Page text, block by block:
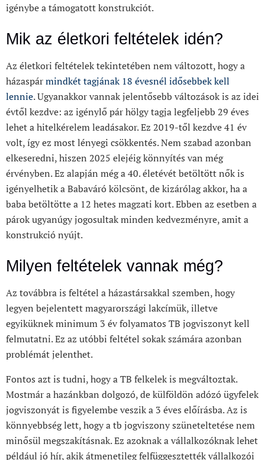
igénybe a támogatott konstrukciót.
Mik az életkori feltételek idén?
Az életkori feltételek tekintetében nem változott, hogy a
házaspármindkét tagjának 18 évesnél idősebbek kell
lennie. Ugyanakkor vannak jelentősebb változások is az idei
évtől kezdve: az igénylő pár hölgy tagja legfeljebb 29 éves
lehet a hitelkérelem leadásakor. Ez 2019-től kezdve 41 év
volt, így ez most lényegi csökkentés. Nem szabad azonban
elkeseredni, hiszen 2025 elejéig könnyítés van még
érvényben. Ez alapján még a 40. életévét betöltött nők is
igényelhetik a Babaváró kölcsönt, de kizárólag akkor, ha a
baba betöltötte a 12 hetes magzati kort. Ebben az esetben a
párok ugyanúgy jogosultak minden kedvezményre, amit a
konstrukció nyújt.
Milyen feltételek vannak még?
Az továbbra is feltétel a házastársakkal szemben, hogy
legyen bejelentett magyarországi lakcímük, illetve
egyiküknek minimum 3 év folyamatos TB jogviszonyt kell
felmutatni. Ez az utóbbi feltétel sokak számára azonban
problémát jelenthet.
Fontos azt is tudni, hogy a TB felkelek is megváltoztak.
Mostmár a hazánkban dolgozó, de külföldön adózó ügyfelek
jogviszonyát is figyelembe veszik a 3 éves előírásba. Az is
könnyebbség lett, hogy a tb jogviszony szüneteltetése nem
minősül megszakításnak. Ez azoknak a vállalkozóknak lehet
például jó hír, akik átmenetileg felfüggesztették vállalkozói